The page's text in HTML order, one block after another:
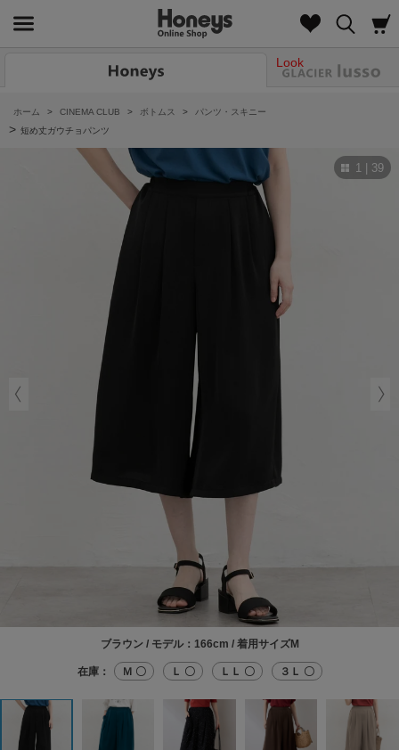
Look
ホーム > CINEMA CLUB > ボトムス > パンツ・スキニー
> 短め丈ガウチョパンツ
1 | 39
ブラウン / モデル：166cm / 着用サイズM
在庫： Ｍ 〇 Ｌ 〇 ＬＬ 〇 ３Ｌ 〇